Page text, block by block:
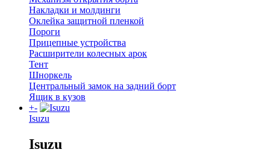
Накладки и молдинги
Оклейка защитной пленкой
Пороги
Прицепные устройства
Расширители колесных арок
Тент
Шноркель
Центральный замок на задний борт
Ящик в кузов
+-
Isuzu
Isuzu